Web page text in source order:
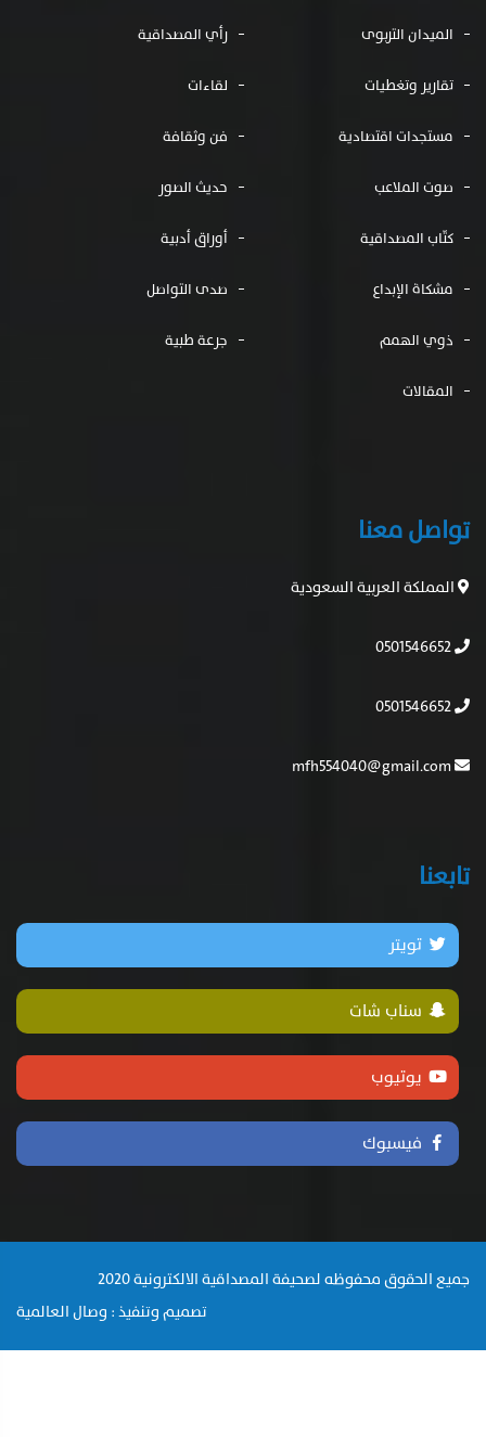
الميدان التربوى رأي المصداقية
تقارير وتغطيات لقاءات
مستجدات اقتصادية فن وثقافة
صوت الملاعب حديث الصور
كتّاب المصداقية أوراق أدبية
مشكاة الإبداع صدى التواصل
ذوي الهمم جرعة طبية
المقالات
تواصل معنا
المملكة العربية السعودية
تابعنا
تويتر
سناب شات
يوتيوب
فيسبوك
جميع الحقوق محفوظه لصحيفة المصداقية الالكترونية 2020
تصميم وتنفيذ : وصال العالمية